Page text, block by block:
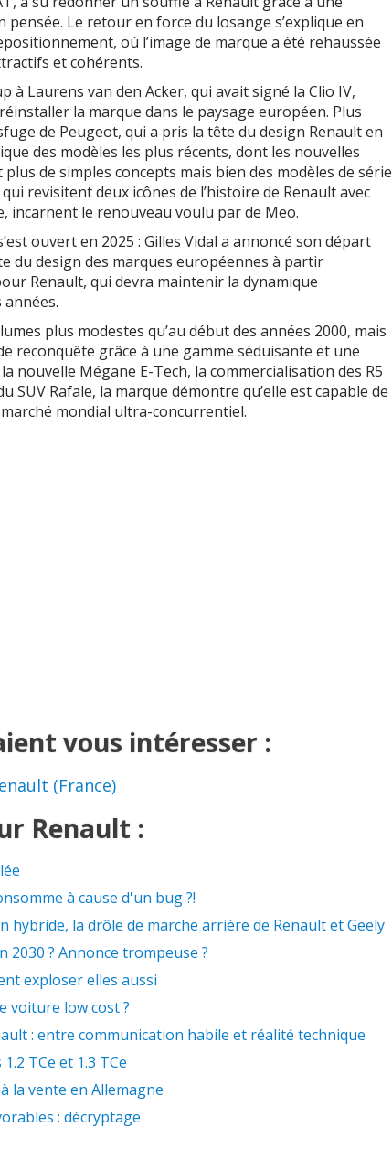
Le retour en force du losange s’explique en
où l’image de marque a été rehaussée
et cohérents.
à Laurens van den Acker, qui avait signé la Clio IV,
la marque dans le paysage européen. Plus
de Peugeot, qui a pris la tête du design Renault en
des modèles les plus récents, dont les nouvelles
de simples concepts mais bien des modèles de série
revisitent deux icônes de l’histoire de Renault avec
incarnent le renouveau voulu par de Meo.
ouvert en 2025 : Gilles Vidal a annoncé son départ
du design des marques européennes à partir
Renault, qui devra maintenir la dynamique
plus modestes qu’au début des années 2000, mais
reconquête grâce à une gamme séduisante et une
nouvelle Mégane E-Tech, la commercialisation des R5
SUV Rafale, la marque démontre qu’elle est capable de
mondial ultra-concurrentiel.
vous intéresser :
(France)
Renault :
à cause d'un bug ?!
hybride, la drôle de marche arrière de Renault et Geely
? Annonce trompeuse ?
exploser elles aussi
voiture low cost ?
: entre communication habile et réalité technique
TCe et 1.3 TCe
la vente en Allemagne
: décryptage